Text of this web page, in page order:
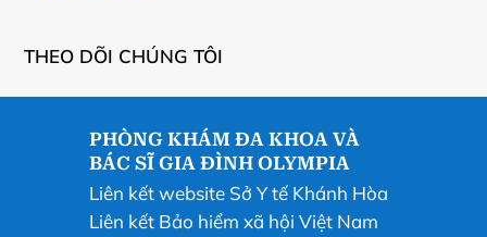
THEO DÕI CHÚNG TÔI
PHÒNG KHÁM ĐA KHOA VÀ
BÁC SĨ GIA ĐÌNH OLYMPIA
Liên kết website Sở Y tế Khánh Hòa
Liên kết Bảo hiểm xã hội Việt Nam